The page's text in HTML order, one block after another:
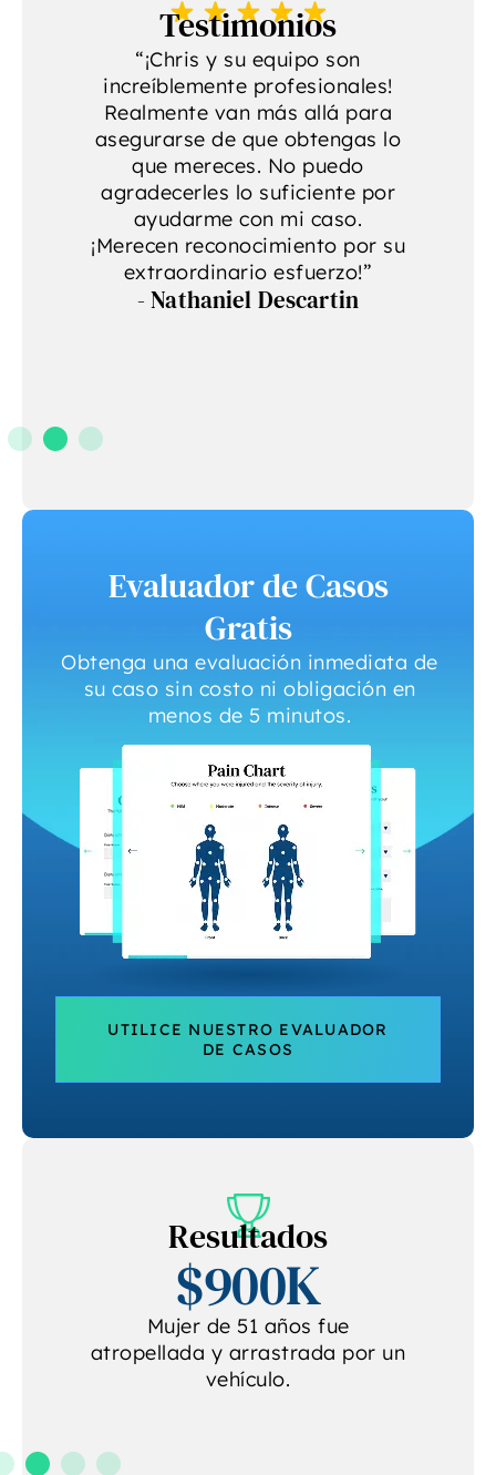
Testimonios
“¡Chris y su equipo son
increíblemente profesionales!
Realmente van más allá para
asegurarse de que obtengas lo
que mereces. No puedo
agradecerles lo suficiente por
ayudarme con mi caso.
¡Merecen reconocimiento por su
extraordinario esfuerzo!”
- Nathaniel Descartin
Evaluador de Casos
Gratis
Obtenga una evaluación inmediata de
su caso sin costo ni obligación en
menos de 5 minutos.
UTILICE NUESTRO EVALUADOR
DE CASOS
Resultados
$900K
Mujer de 51 años fue
atropellada y arrastrada por un
vehículo.